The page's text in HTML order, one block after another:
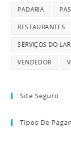
PADARIA
RESTAURANTES
SERVIÇOS DO LAR
VENDEDOR
Site Seguro
Tipos De